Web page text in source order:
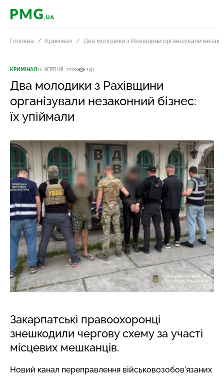
PMG.ua
Головна Кримінал Два молодики з Рахівщини організували
КРИМІНАЛ16 ЧЕРВНЯ, 12:08 191
Два молодики з Рахівщини
організували незаконний бізнес:
їх упіймали
Закарпатські правоохоронці
знешкодили чергову схему за участі
місцевих мешканців.
Новий канал переправлення військовозобов’язаних